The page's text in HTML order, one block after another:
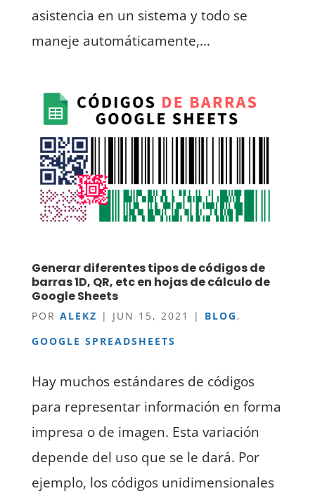
asistencia en un sistema y todo se
maneje automáticamente,...
Generar diferentes tipos de códigos de
barras 1D, QR, etc en hojas de cálculo de
Google Sheets
POR ALEKZ | JUN 15, 2021 | BLOG ,
GOOGLE SPREADSHEETS
Hay muchos estándares de códigos
para representar información en forma
impresa o de imagen. Esta variación
depende del uso que se le dará. Por
ejemplo, los códigos unidimensionales